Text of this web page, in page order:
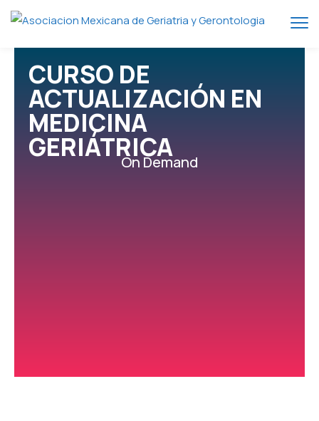
CURSO DE
ACTUALIZACIÓN EN
MEDICINA
GERIÁTRICA
On Demand